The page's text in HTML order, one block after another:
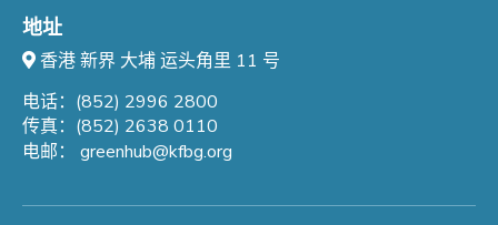
地址
香港 新界 大埔 运头角里 11 号
电话：(852) 2996 2800
传真：(852) 2638 0110
电邮： greenhub@kfbg.org